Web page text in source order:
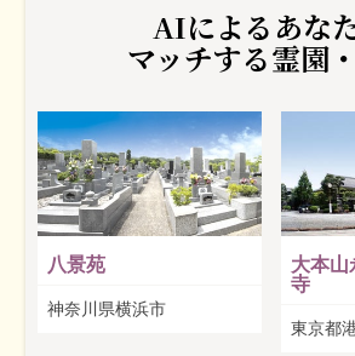
AIによるあな
マッチする霊園
八景苑
神奈川県横浜市
大本山
寺
東京都